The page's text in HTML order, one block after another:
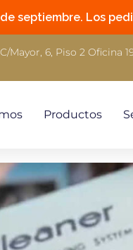
septiembre. Los
C/Mayor, 6, Piso 2 Oficina
Productos